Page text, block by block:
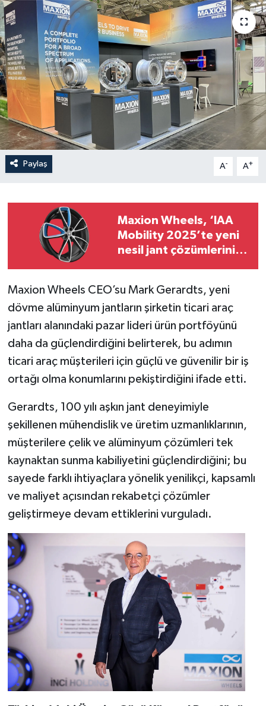
Paylaş A- A+
Maxion Wheels, ‘IAA
Mobility 2025’te yeni
nesil jant çözümlerini
Maxion Wheels CEO’su Mark Gerardts, yeni
dövme alüminyum jantların şirketin ticari araç
jantları alanındaki pazar lideri ürün portföyünü
daha da güçlendirdiğini belirterek, bu adımın
ticari araç müşterileri için güçlü ve güvenilir bir iş
ortağı olma konumlarını pekiştirdiğini ifade etti.
Gerardts, 100 yılı aşkın jant deneyimiyle
şekillenen mühendislik ve üretim uzmanlıklarının,
müşterilere çelik ve alüminyum çözümleri tek
kaynaktan sunma kabiliyetini güçlendirdiğini; bu
sayede farklı ihtiyaçlara yönelik yenilikçi, kapsamlı
ve maliyet açısından rekabetçi çözümler
geliştirmeye devam ettiklerini vurguladı.